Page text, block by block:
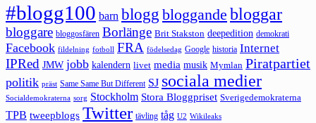
#blogg100 barn blogg bloggande bloggar
bloggare bloggosfären Borlänge Brit Stakston deepedition demokrati
Facebook fildelning fotboll FRA födelsedag Google historia Internet
IPRed JMW jobb kalendern livet media musik Mymlan Piratpartiet
politik präst Same Same But Different SJ sociala medier
Socialdemokraterna sorg Stockholm Stora Bloggpriset Sverigedemokraterna
TPB tweepblogs Twitter tävling tåg U2 Wikileaks